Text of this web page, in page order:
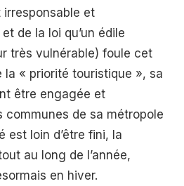
et
de la loi qu’un édile
très vulnérable) foule cet
la « priorité touristique », sa
être engagée et
communes de sa métropole
est loin d’être fini, la
au long de l’année,
en hiver.